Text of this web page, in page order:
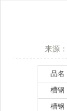
来源：
品名
槽钢
槽钢